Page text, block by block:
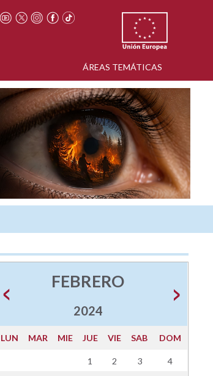
ÁREAS TEMÁTICAS
FEBRERO
2024
LUN MAR MIE JUE VIE SAB DOM
1 2 3 4